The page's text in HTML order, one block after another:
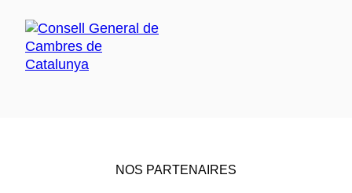
NOS PARTENAIRES